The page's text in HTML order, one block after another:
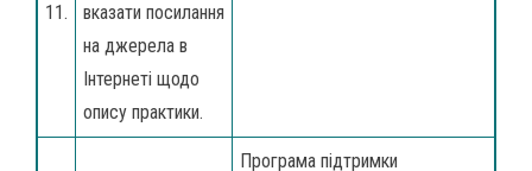
11.
вказати посилання
на джерела в
Інтернеті щодо
опису практики.
Програма підтримки